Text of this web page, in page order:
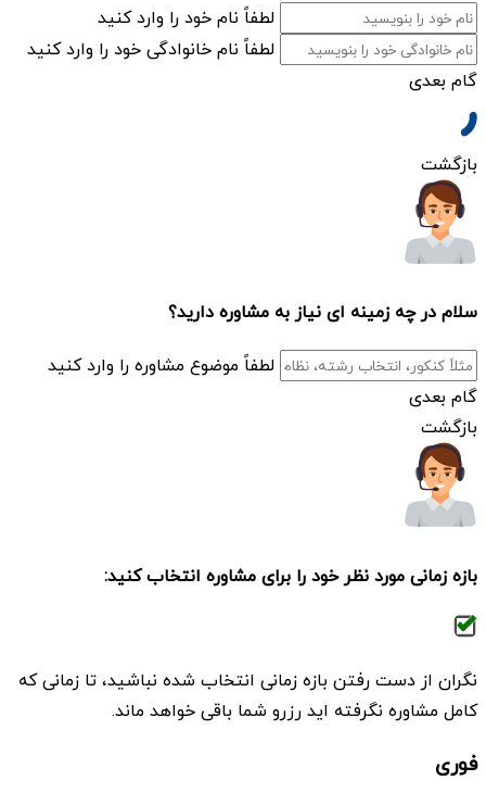
لطفاً نام خود را وارد کنید
لطفاً نام خانوادگی خود را وارد کنید
گام بعدی
بازگشت
سلامدر چه زمینه ای نیاز به مشاوره دارید؟
لطفاً موضوع مشاوره را وارد کنید
گام بعدی
بازگشت
بازه زمانی مورد نظر خود را برای مشاوره انتخاب کنید:
نگران از دست رفتن بازه زمانی انتخاب شده نباشید، تا زمانی که
کامل مشاوره نگرفته اید رزرو شما باقی خواهد ماند.
فوری